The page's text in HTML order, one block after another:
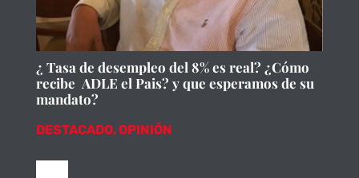
¿ Tasa de desempleo del 8% es real? ¿Cómo
recibe ADLE el Pais? y que esperamos de su
mandato?
DESTACADO,OPINIÓN